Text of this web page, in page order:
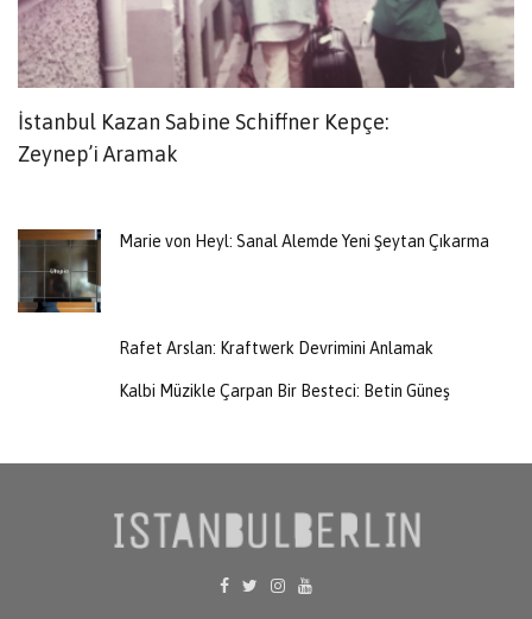
İstanbul Kazan Sabine Schiffner Kepçe:
Zeynep’i Aramak
Marie von Heyl: Sanal Alemde Yeni Şeytan Çıkarma
Rafet Arslan: Kraftwerk Devrimini Anlamak
Kalbi Müzikle Çarpan Bir Besteci: Betin Güneş